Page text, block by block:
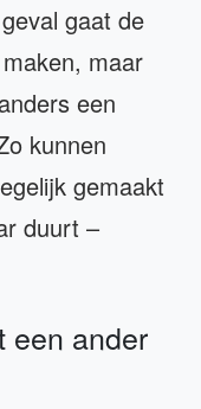
gaat de
maar
een
kunnen
gemaakt
duurt –
een ander